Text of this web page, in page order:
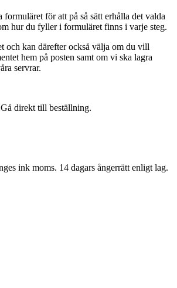
för att på så sätt erhålla det valda
hur du fyller i formuläret finns i varje steg.
och kan därefter också välja om du vill
hem på posten samt om vi ska lagra
servrar.
Gå direkt till beställning.
ink moms. 14 dagars ångerrätt enligt lag.